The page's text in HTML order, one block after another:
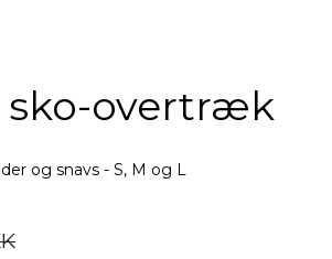
sko-overtræk
og snavs - S, M og L